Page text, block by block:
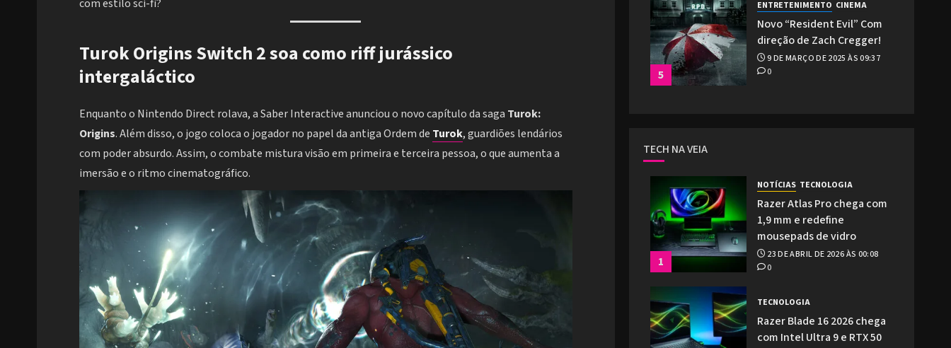
com estilo sci-fi?
Turok Origins Switch 2 soa como riff jurássico
intergaláctico
Enquanto o Nintendo Direct rolava, a Saber Interactive anunciou o novo capítulo da saga Turok:
Origins. Além disso, o jogo coloca o jogador no papel da antiga Ordem de Turok, guardiões lendários
com poder absurdo. Assim, o combate mistura visão em primeira e terceira pessoa, o que aumenta a
imersão e o ritmo cinematográfico.
5
ENTRETENIMENTO CINEMA
Novo “Resident Evil” Com
direção de Zach Cregger!
9 DE MARÇO DE 2025 ÀS 09:37
0
TECH NA VEIA
1
NOTÍCIAS TECNOLOGIA
Razer Atlas Pro chega com
1,9 mm e redefine
mousepads de vidro
23 DE ABRIL DE 2026 ÀS 00:08
0
TECNOLOGIA
Razer Blade 16 2026 chega
com Intel Ultra 9 e RTX 50